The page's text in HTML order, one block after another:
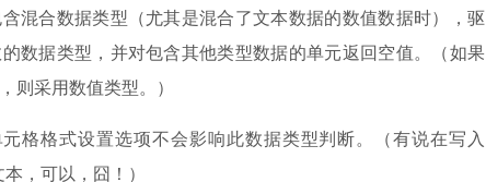
混合数据类型（尤其是混合了文本数据的数值数据时），驱
数据类型，并对包含其他类型数据的单元返回空值。（如果
则采用数值类型。）
格格式设置选项不会影响此数据类型判断。（有说在写入
，可以，囧！）